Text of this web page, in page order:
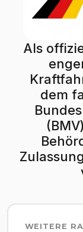
Als
dem
WEITERE